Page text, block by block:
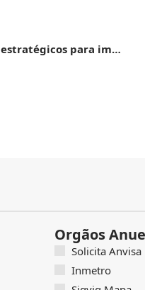
Confert aprova carteira de projetos estratégicos para impulsionar o setor
Orgãos
Solicita Anvisa
Inmetro